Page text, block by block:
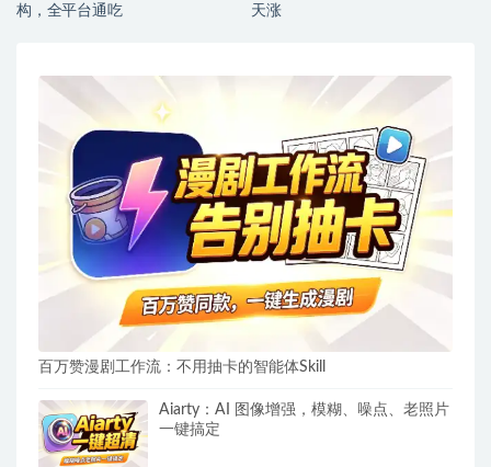
构，全平台通吃
天涨
百万赞漫剧工作流：不用抽卡的智能体Skill
Aiarty：AI 图像增强，模糊、噪点、老照片
一键搞定